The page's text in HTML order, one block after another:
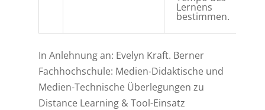
Lernens
bestimmen.
In Anlehnung an: Evelyn Kraft. Berner
Fachhochschule: Medien-Didaktische und
Medien-Technische Überlegungen zu
Distance Learning & Tool-Einsatz